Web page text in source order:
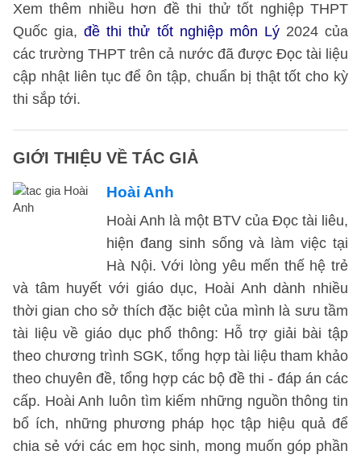
Xem thêm nhiều hơn đề thi thử tốt nghiệp THPT
Quốc gia,đề thi thử tốt nghiệp môn Lý2024 của
các trường THPT trên cả nước đã được Đọc tài liệu
cập nhật liên tục để ôn tập, chuẩn bị thật tốt cho kỳ
thi sắp tới.
GIỚI THIỆU VỀ TÁC GIẢ
Hoài Anh
Hoài Anh là một BTV của Đọc tài liêu,
hiện đang sinh sống và làm việc tại
Hà Nội. Với lòng yêu mến thế hệ trẻ
và tâm huyết với giáo dục, Hoài Anh dành nhiều
thời gian cho sở thích đặc biệt của mình là sưu tầm
tài liệu về giáo dục phổ thông: Hỗ trợ giải bài tập
theo chương trình SGK, tổng hợp tài liệu tham khảo
theo chuyên đề, tổng hợp các bộ đề thi - đáp án các
cấp. Hoài Anh luôn tìm kiếm những nguồn thông tin
bổ ích, những phương pháp học tập hiệu quả để
chia sẻ với các em học sinh, mong muốn góp phần